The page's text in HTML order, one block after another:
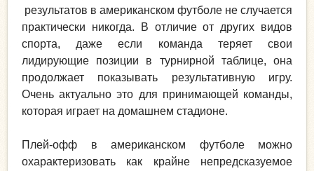
результатов в американском футболе не случается
практически никогда. В отличие от других видов
спорта, даже если команда теряет свои
лидирующие позиции в турнирной таблице, она
продолжает показывать результативную игру.
Очень актуально это для принимающей команды,
которая играет на домашнем стадионе.
Плей-офф в американском футболе можно
охарактеризовать как крайне непредсказуемое